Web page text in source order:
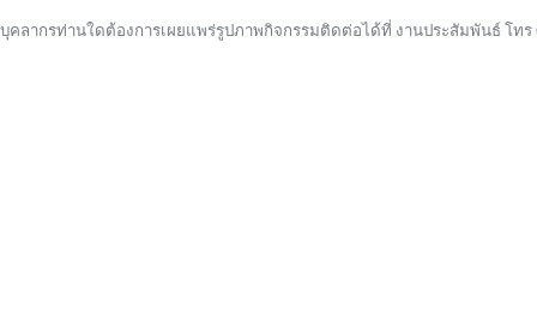
บุคลากรท่านใดต้องการเผยแพร่รูปภาพกิจกรรมติดต่อได้ที่ งานประสัมพันธ์ โทร